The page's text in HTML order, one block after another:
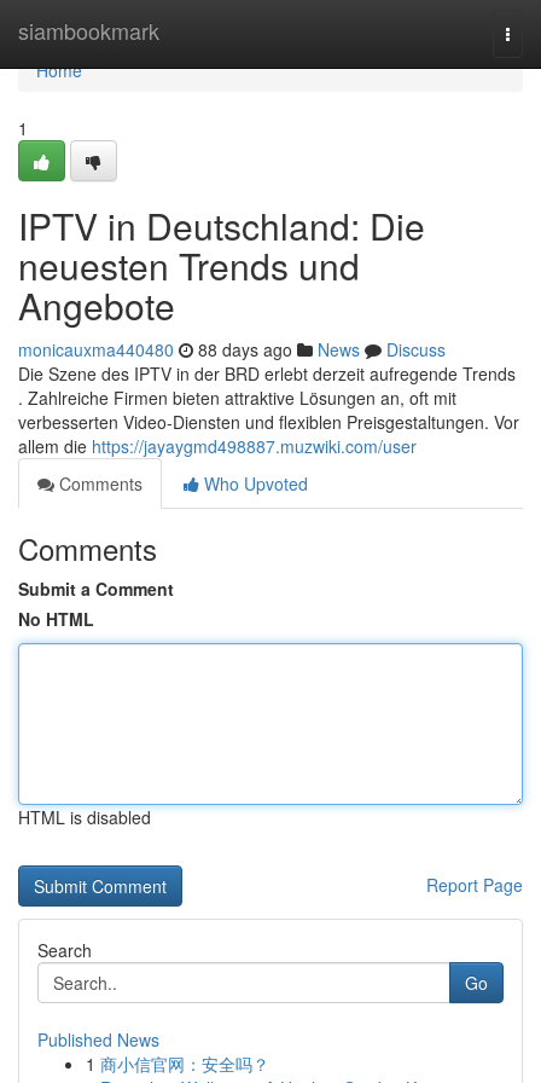
siambookmark
Home
Home
1
IPTV in Deutschland: Die
neuesten Trends und
Angebote
monicauxma440480 88 days ago News
Discuss
Die Szene des IPTV in der BRD erlebt derzeit aufregende Trends
. Zahlreiche Firmen bieten attraktive Lösungen an, oft mit
verbesserten Video-Diensten und flexiblen Preisgestaltungen. Vor
allem die https://jayaygmd498887.muzwiki.com/user
Comments
Who Upvoted
Comments
Submit a Comment
No HTML
HTML is disabled
Report Page
Search
Go
Published News
1 商小信官网：安全吗？